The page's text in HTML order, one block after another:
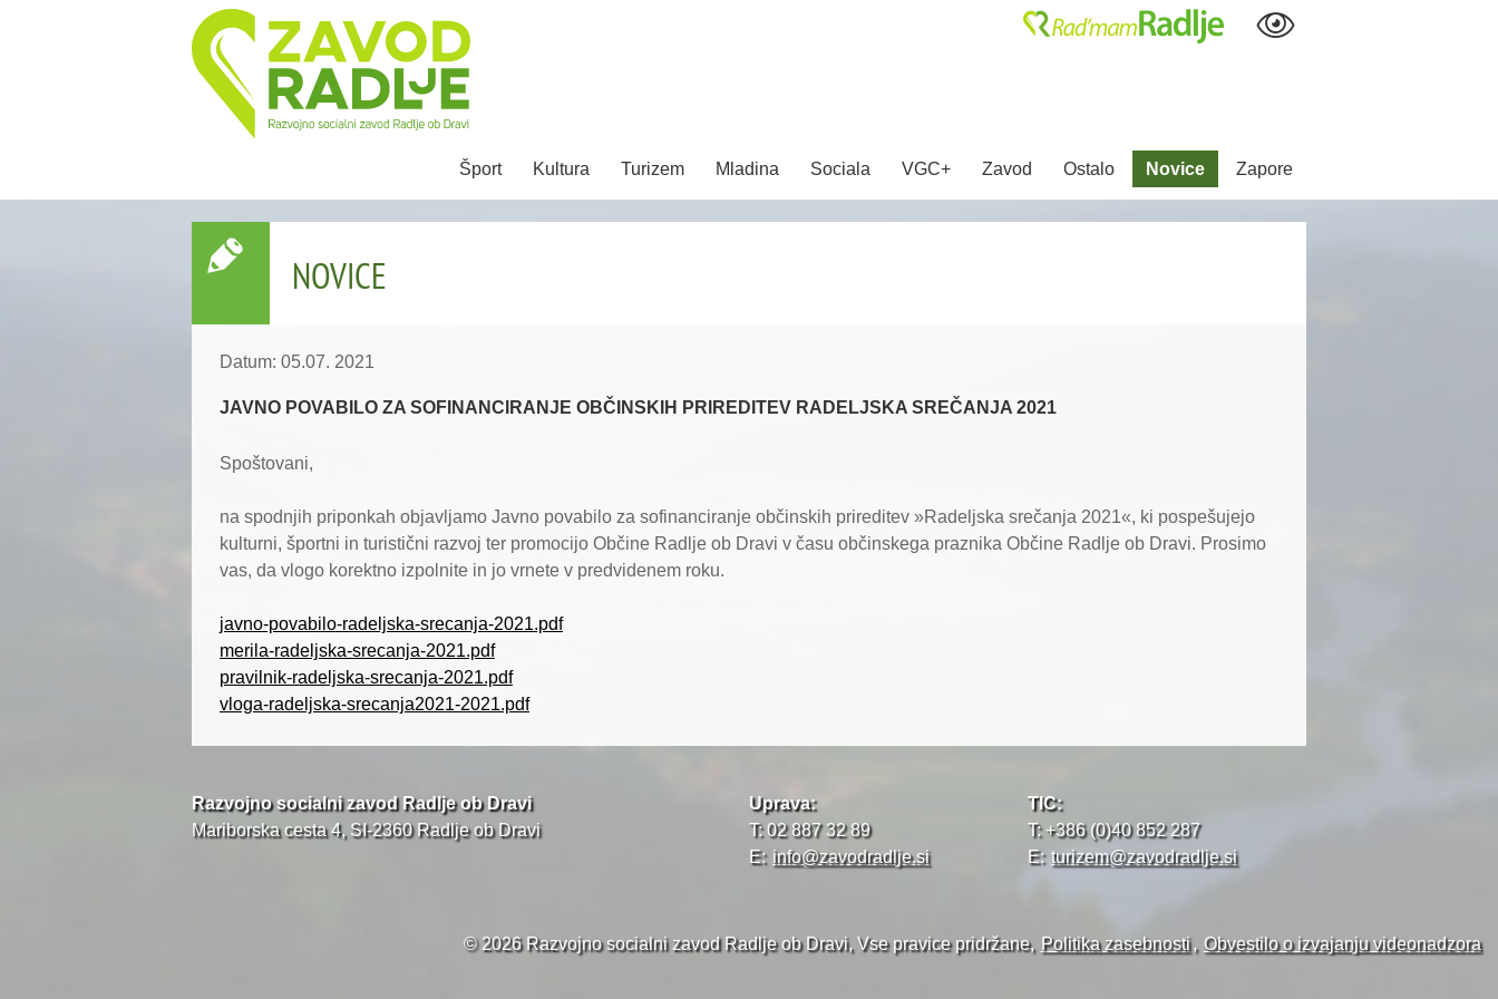
Šport Kultura Turizem Mladina Sociala VGC+ Zavod Ostalo Novice Zapore
NOVICE
Datum: 05.07. 2021
JAVNO POVABILO ZA SOFINANCIRANJE OBČINSKIH PRIREDITEV RADELJSKA SREČANJA 2021
Spoštovani,
na spodnjih priponkah objavljamo Javno povabilo za sofinanciranje občinskih prireditev »Radeljska srečanja 2021«, ki pospešujejo
kulturni, športni in turistični razvoj ter promocijo Občine Radlje ob Dravi v času občinskega praznika Občine Radlje ob Dravi. Prosimo
vas, da vlogo korektno izpolnite in jo vrnete v predvidenem roku.
javno-povabilo-radeljska-srecanja-2021.pdf
merila-radeljska-srecanja-2021.pdf
pravilnik-radeljska-srecanja-2021.pdf
vloga-radeljska-srecanja2021-2021.pdf
Razvojno socialni zavod Radlje ob Dravi
Mariborska cesta 4, SI-2360 Radlje ob Dravi
Uprava:
T: 02 887 32 89
E: info@zavodradlje.si
TIC:
T: +386 (0)40 852 287
E: turizem@zavodradlje.si
© 2026 Razvojno socialni zavod Radlje ob Dravi, Vse pravice pridržane, Politika zasebnosti, Obvestilo o izvajanju videonadzora